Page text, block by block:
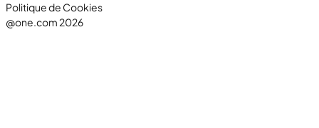
Politique de Cookies
@one.com 2026